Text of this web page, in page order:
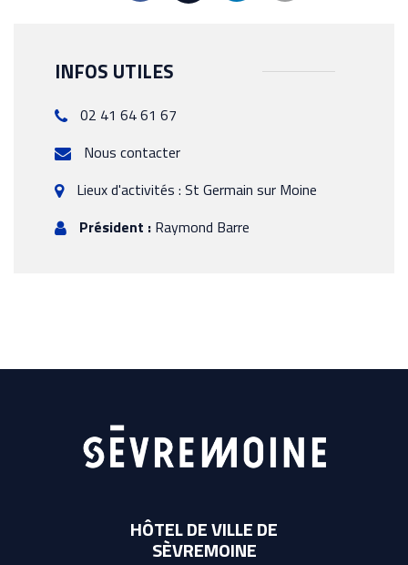
INFOS UTILES
02 41 64 61 67
Nous contacter
Lieux d'activités : St Germain sur Moine
Président : Raymond Barre
HÔTEL DE VILLE DE
SÈVREMOINE